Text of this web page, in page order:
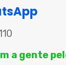
a gente